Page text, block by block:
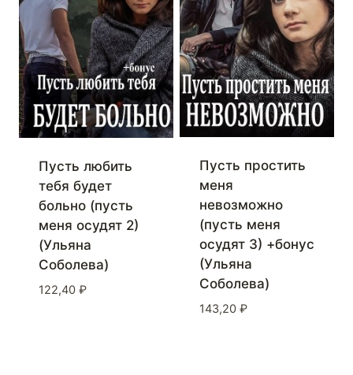
Пусть любить
тебя будет
больно (пусть
меня осудят 2)
(Ульяна
Соболева)
122,40 ₽
Пусть простить
меня
невозможно
(пусть меня
осудят 3) +бонус
(Ульяна
Соболева)
143,20 ₽